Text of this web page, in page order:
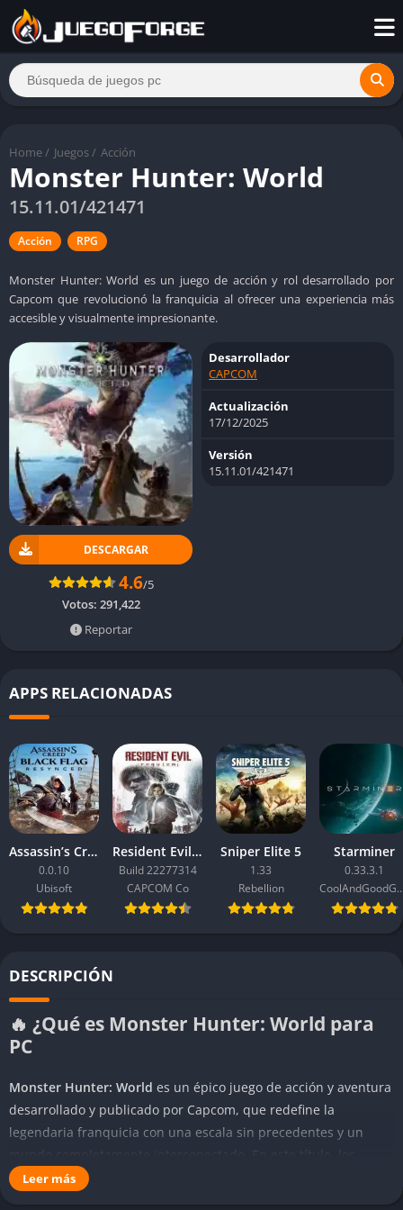
Home / Juegos / Acción
Monster Hunter: World
15.11.01/421471
Acción RPG
Monster Hunter: World es un juego de acción y rol desarrollado por
Capcom que revolucionó la franquicia al ofrecer una experiencia más
accesible y visualmente impresionante.
DESCARGAR
4.6/5
Votos: 291,422
Reportar
Desarrollador
CAPCOM
Actualización
17/12/2025
Versión
15.11.01/421471
APPS RELACIONADAS
Assassin’s Creed Black Flag Resynced
0.0.10
Ubisoft
Resident Evil Requiem
Build 22277314
CAPCOM Co
Sniper Elite 5
1.33
Rebellion
Starminer
0.33.3.1
DESCRIPCIÓN
🔥 ¿Qué es Monster Hunter: World para
PC
Monster Hunter: World es un épico juego de acción y aventura
desarrollado y publicado por Capcom, que redefine la
legendaria franquicia con una escala sin precedentes y un
mundo completamente interconectado. En este título, los
jugadores asumen el papel de un cazador enviado al “Nuevo
Leer más